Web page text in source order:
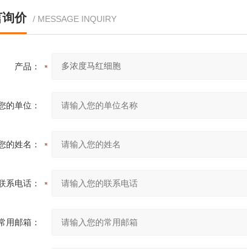
询价 / MESSAGE INQUIRY
产品：
的单位：
的姓名：
系电话：
用邮箱：